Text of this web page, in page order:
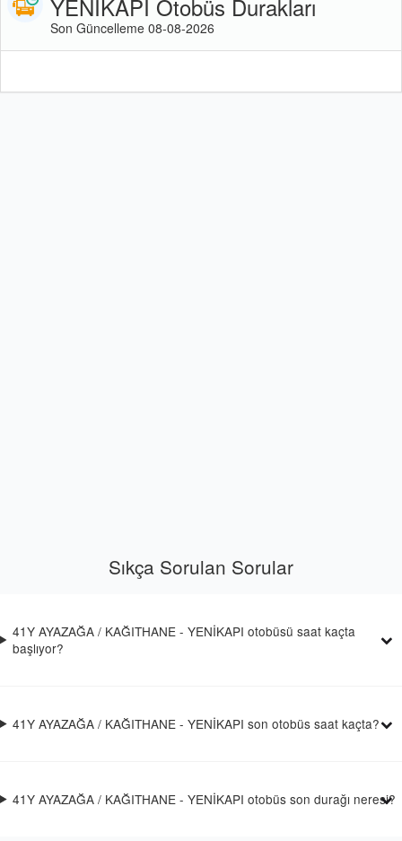
YENİKAPI Otobüs Durakları
Son Güncelleme 08-08-2026
Sıkça Sorulan Sorular
41Y AYAZAĞA / KAĞITHANE - YENİKAPI otobüsü saat kaçta
başlıyor?
41Y AYAZAĞA / KAĞITHANE - YENİKAPI son otobüs saat kaçta?
41Y AYAZAĞA / KAĞITHANE - YENİKAPI otobüs son durağı neresi?